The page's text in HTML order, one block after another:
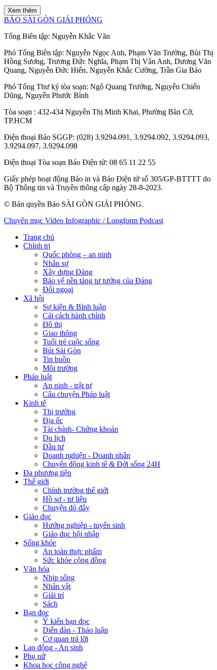
Xem thêm
BÁO SÀI GÒN GIẢI PHÓNG
Tổng Biên tập: Nguyễn Khắc Văn
Phó Tổng Biên tập: Nguyễn Ngọc Anh, Phạm Văn Trường, Bùi Thị
Hồng Sương, Trương Đức Nghĩa, Phạm Thị Vân Anh, Dương Văn
Quang, Nguyễn Đức Hiển, Nguyễn Khắc Cường, Trần Gia Bảo
Phó Tổng Thư ký tòa soạn: Ngô Quang Trưởng, Nguyễn Chiến
Dũng, Nguyễn Phước Bình
Tòa soạn : 432-434 Nguyễn Thị Minh Khai, Phường Bàn Cờ,
TP.HCM
Điện thoại Báo SGGP: (028) 3.9294.091, 3.9294.092, 3.9294.093,
3.9294.097, 3.9294.098
Điện thoại Tòa soạn Báo Điện tử: 08 65 11 22 55
Giấy phép hoạt động Báo in và Báo Điện tử số 305/GP-BTTTT do
Bộ Thông tin và Truyền thông cấp ngày 28-8-2023.
© Bản quyền Báo SÀI GÒN GIẢI PHÓNG.
Chuyên mục Video Infographic / Longform Podcast
Trang chủ
Chính trị
Quốc phòng – an ninh
Nhân sự
Xây dựng Đảng
Bảo vệ nền tảng tư tưởng của Đảng
Đối ngoại
Xã hội
Sự kiện & Bình luận
Cải cách hành chính
Đô thị
Giao thông
Tuổi trẻ cuộc sống
Bút Sài Gòn
Tin buồn
Môi trường
Pháp luật
An ninh - trật tự
Câu chuyện Pháp luật
Kinh tế
Thị trường
Địa ốc
Tài chính- Chứng khoán
Du lịch
Đầu tư
Doanh nghiệp - Doanh nhân
Chuyển động kinh tế & Đời sống 24H
Đa phương tiện
Thế giới
Chính trường thế giới
Hồ sơ - tư liệu
Chuyện đó đây
Giáo dục
Hướng nghiệp - tuyển sinh
Giáo dục hội nhập
Sống khỏe
An toàn thực phẩm
Sức khỏe cộng đồng
Văn hóa
Nhịp sống
Nhân vật
Giải trí
Sách
Bạn đọc
Ý kiến bạn đọc
Diễn đàn - Thảo luận
Cơ quan trả lời
Lao động - An sinh
Phụ nữ
Khoa học công nghệ